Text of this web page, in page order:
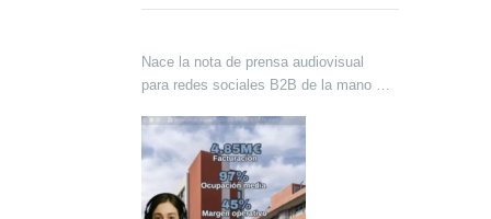
Nace la nota de prensa audiovisual
para redes sociales B2B de la mano de